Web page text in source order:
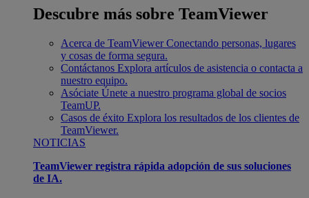
Descubre más sobre TeamViewer
Acerca de TeamViewer Conectando personas, lugares
y cosas de forma segura.
Contáctanos Explora artículos de asistencia o contacta a
nuestro equipo.
Asóciate Únete a nuestro programa global de socios
TeamUP.
Casos de éxito Explora los resultados de los clientes de
TeamViewer.
NOTICIAS
TeamViewer registra rápida adopción de sus soluciones
de IA.